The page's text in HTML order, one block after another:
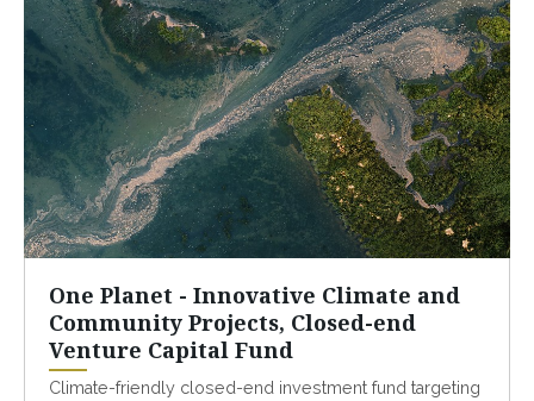
One Planet - Innovative Climate and
Community Projects, Closed-end
Venture Capital Fund
Climate-friendly closed-end investment fund targeting